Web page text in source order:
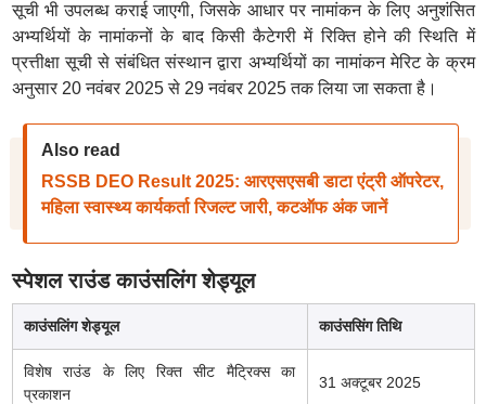
सूची भी उपलब्ध कराई जाएगी, जिसके आधार पर नामांकन के लिए अनुशंसित
अभ्यर्थियों के नामांकनों के बाद किसी कैटेगरी में रिक्ति होने की स्थिति में
प्रत्तीक्षा सूची से संबंधित संस्थान द्वारा अभ्यर्थियों का नामांकन मेरिट के क्रम
अनुसार 20 नवंबर 2025 से 29 नवंबर 2025 तक लिया जा सकता है।
Also read
RSSB DEO Result 2025: आरएसएसबी डाटा एंट्री ऑपरेटर,
महिला स्वास्थ्य कार्यकर्ता रिजल्ट जारी, कटऑफ अंक जानें
स्पेशल राउंड काउंसलिंग शेड्यूल
काउंसलिंग शेड्यूल काउंससिंग तिथि
विशेष राउंड के लिए रिक्त सीट मैट्रिक्स का
प्रकाशन
31 अक्टूबर 2025